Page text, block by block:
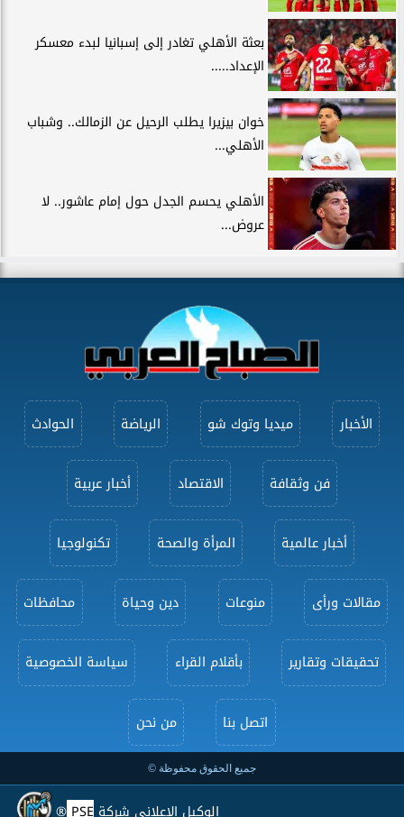
بعثة الأهلي تغادر إلى إسبانيا لبدء معسكر
الإعداد.....
خوان بيزيرا يطلب الرحيل عن الزمالك.. وشباب
الأهلي...
الأهلي يحسم الجدل حول إمام عاشور.. لا
عروض...
الأخبار ميديا وتوك شو الرياضة الحوادث
فن وثقافة الاقتصاد أخبار عربية
أخبار عالمية المرأة والصحة تكنولوجيا
مقالات ورأى منوعات دين وحياة محافظات
تحقيقات وتقارير بأقلام القراء سياسة الخصوصية
اتصل بنا من نحن
جميع الحقوق محفوظة ©
الوكيل الإعلاني شركة PSE
®